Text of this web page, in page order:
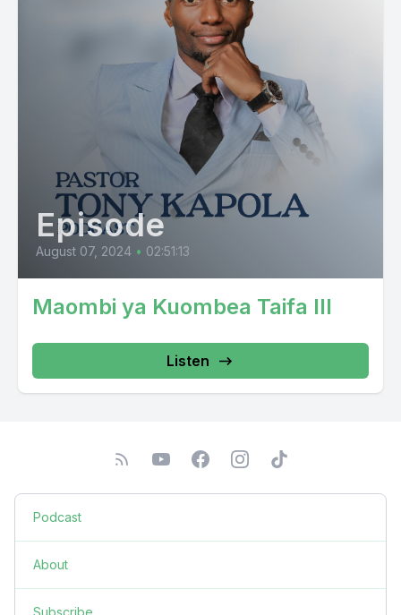
Episode
August 07, 2024 • 02:51:13
Maombi ya Kuombea Taifa III
Listen
Podcast
About
Subscribe